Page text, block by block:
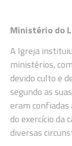
Ministério do
A Igreja
ministérios,
devido culto e
segundo as
eram confiadas
do exercício da
diversas